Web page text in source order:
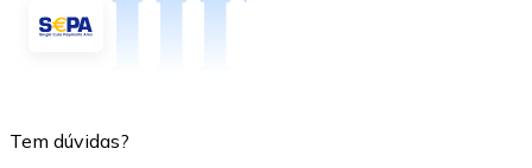
Tem dúvidas?